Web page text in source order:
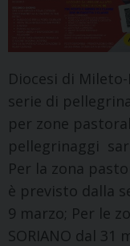
Diocesi di
serie di
per zone
pellegrinaggi
Per la zona
è previsto dalla
9 marzo; Per le
SORIANO dal 31